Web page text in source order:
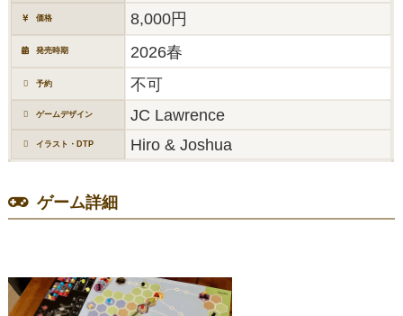
価格 8,000円
発売時期 2026春
予約 不可
ゲームデザイン JC Lawrence
イラスト・DTP Hiro & Joshua
ゲーム詳細